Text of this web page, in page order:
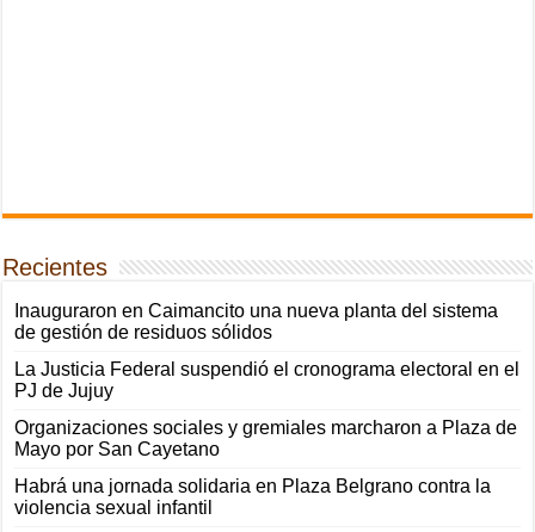
Recientes
Inauguraron en Caimancito una nueva planta del sistema
de gestión de residuos sólidos
La Justicia Federal suspendió el cronograma electoral en el
PJ de Jujuy
Organizaciones sociales y gremiales marcharon a Plaza de
Mayo por San Cayetano
Habrá una jornada solidaria en Plaza Belgrano contra la
violencia sexual infantil